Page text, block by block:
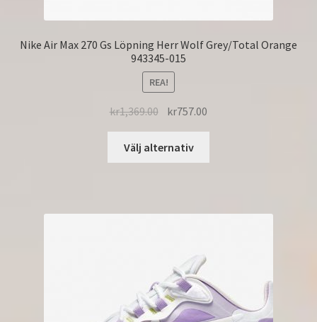
Nike Air Max 270 Gs Löpning Herr Wolf Grey/Total Orange
943345-015
REA!
kr1,369.00 kr757.00
Välj alternativ